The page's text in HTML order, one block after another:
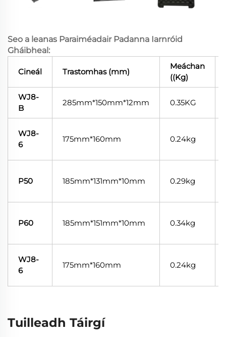
Seo a leanas Paraiméadair Padanna Iarnróid
Gháibheal:
Cineál Trastomhas (mm)
Meáchan
((Kg)
WJ8-
B
285mm*150mm*12mm 0.35KG
WJ8-
6
175mm*160mm 0.24kg
P50 185mm*131mm*10mm 0.29kg
P60 185mm*151mm*10mm 0.34kg
WJ8-
6
175mm*160mm 0.24kg
Tuilleadh Táirgí